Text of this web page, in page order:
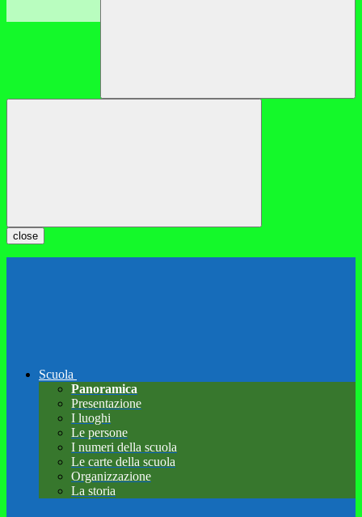
close
Scuola
Panoramica
Presentazione
I luoghi
Le persone
I numeri della scuola
Le carte della scuola
Organizzazione
La storia